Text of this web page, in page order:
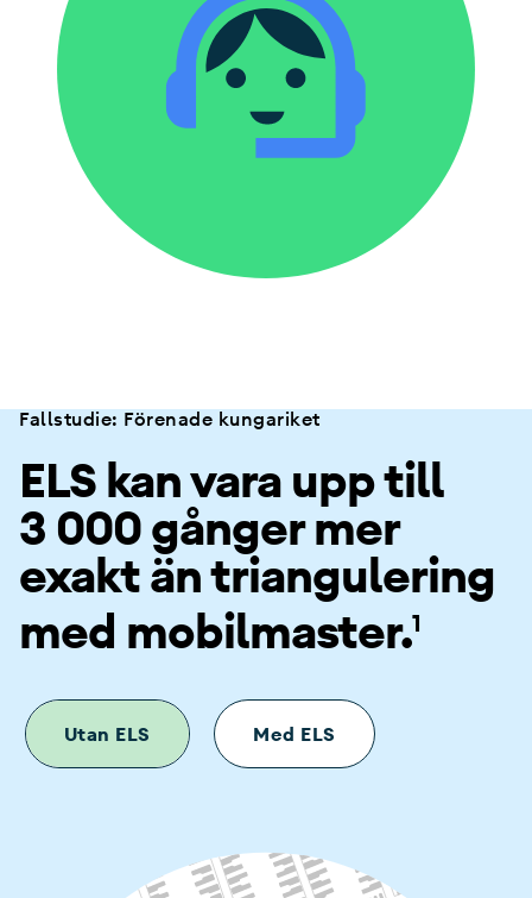
Fallstudie: Förenade kungariket
ELS kan vara upp till
3 000 gånger mer
exakt än triangulering
med mobilmaster.1
Utan ELS Med ELS